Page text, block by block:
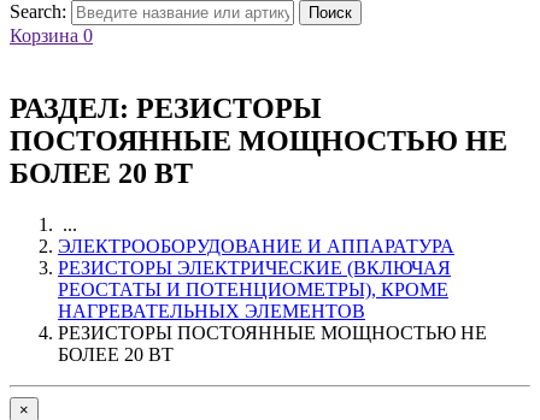
Search:
Поиск
Корзина 0
РАЗДЕЛ: РЕЗИСТОРЫ
ПОСТОЯННЫЕ МОЩНОСТЬЮ НЕ
БОЛЕЕ 20 ВТ
...
ЭЛЕКТРООБОРУДОВАНИЕ И АППАРАТУРА
РЕЗИСТОРЫ ЭЛЕКТРИЧЕСКИЕ (ВКЛЮЧАЯ
РЕОСТАТЫ И ПОТЕНЦИОМЕТРЫ), КРОМЕ
НАГРЕВАТЕЛЬНЫХ ЭЛЕМЕНТОВ
РЕЗИСТОРЫ ПОСТОЯННЫЕ МОЩНОСТЬЮ НЕ
БОЛЕЕ 20 ВТ
×